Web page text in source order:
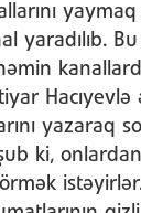
yaradılıb.
Hacıyevlə
yazaraq
ki, onlardan